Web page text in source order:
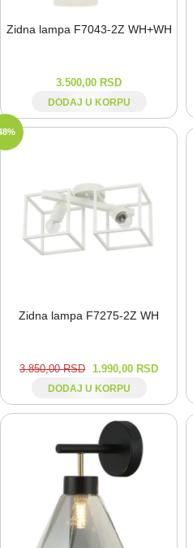
Zidna lampa F7043-⁠2Z WH+WH
3.500,00 RSD
DODAJ U KORPU
Zidna lampa F7275-⁠2Z WH
3.850,00RSD 1.990,00 RSD
DODAJ U KORPU